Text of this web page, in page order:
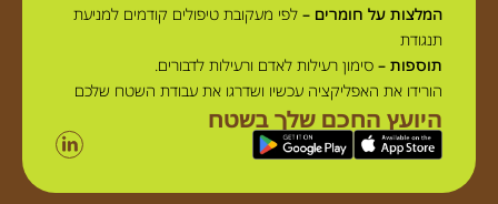
המלצות על חומרים – לפי מעקובת טיפולים קודמים למניעת
תנגודת
תוספות – סימון רעילות לאדם ורעילות לדבורים.
הורידו את האפליקציה עכשיו ושדרגו את עבודת השטח שלכם
היועץ החכם שלך בשטח